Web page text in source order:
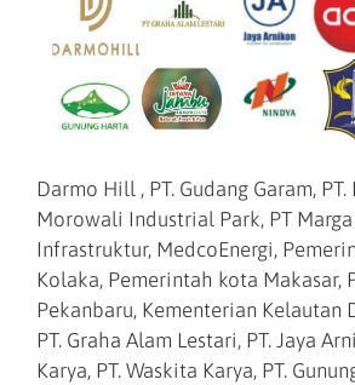
Darmo Hill , PT. Gudang Garam,
Morowali Industrial Park, PT
Infrastruktur, MedcoEnergi,
Kolaka, Pemerintah kota Makasar,
Pekanbaru, Kementerian Kelautan
PT. Graha Alam Lestari, PT. Jaya
Karya, PT. Waskita Karya, PT.